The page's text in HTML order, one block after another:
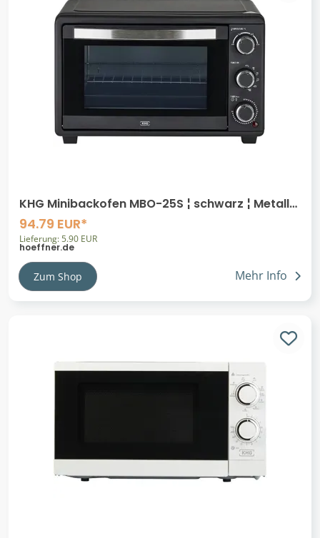
KHG Minibackofen MBO-25S ¦ schwarz ¦ Metall
lackiert,Glas ¦ Maße (cm): B: 47,3
94.79 EUR*
Lieferung: 5.90 EUR
hoeffner.de
Zum Shop Mehr Info